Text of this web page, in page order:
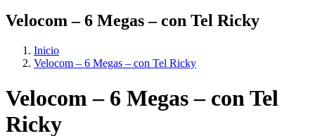
Velocom – 6 Megas – con Tel Ricky
Inicio
Velocom – 6 Megas – con Tel Ricky
Velocom – 6 Megas – con Tel
Ricky